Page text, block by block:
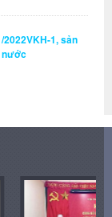
1, sản
nước